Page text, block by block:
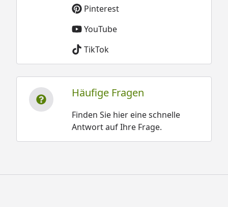
Pinterest
YouTube
TikTok
Häufige Fragen
Finden Sie hier eine schnelle
Antwort auf Ihre Frage.